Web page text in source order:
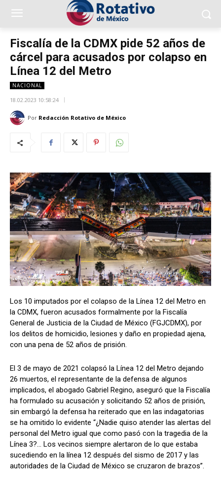
Fiscalía de la CDMX pide 52 años de
cárcel para acusados por colapso en
Línea 12 del Metro
NACIONAL
18.02.2023 10:58:24
Por Redacción Rotativo de México
Los 10 imputados por el colapso de la Línea 12 del Metro en
la CDMX, fueron acusados formalmente por la Fiscalía
General de Justicia de la Ciudad de México (FGJCDMX), por
los delitos de homicidio, lesiones y daño en propiedad ajena,
con una pena de 52 años de prisión.
El 3 de mayo de 2021 colapsó la Línea 12 del Metro dejando
26 muertos, el representante de la defensa de algunos
implicados, el abogado Gabriel Regino, aseguró que la Fiscalía
ha formulado su acusación y solicitando 52 años de prisión,
sin embargó la defensa ha reiterado que en las indagatorias
se ha omitido lo evidente “¿Nadie quiso atender las alertas del
personal del Metro igual que como pasó con la tragedia de la
Línea 3?… Los vecinos siempre alertaron de lo que estaba
sucediendo en la línea 12 después del sismo de 2017 y las
autoridades de la Ciudad de México se cruzaron de brazos”.